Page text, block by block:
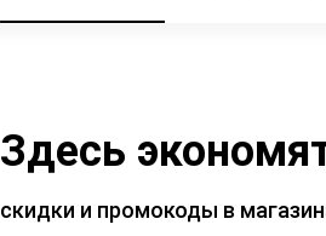
Здесь
скидки и промокоды в